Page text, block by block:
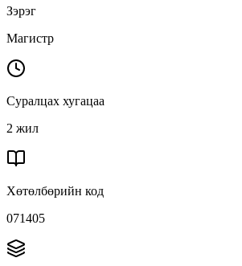
Зэрэг
Магистр
Суралцах хугацаа
2 жил
Хөтөлбөрийн код
071405